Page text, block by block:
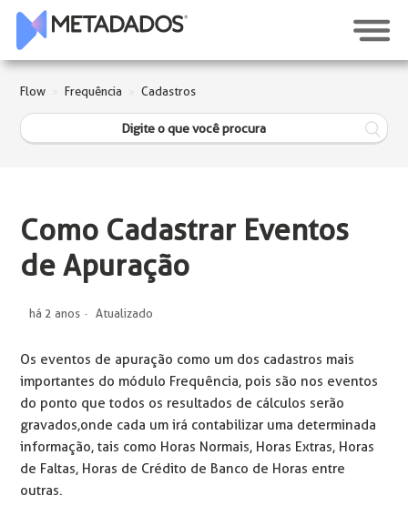
Flow Frequência Cadastros
Como Cadastrar Eventos
de Apuração
há 2 anos Atualizado
Os eventos de apuração como um dos cadastros mais
importantes do módulo Frequência, pois são nos eventos
do ponto que todos os resultados de cálculos serão
gravados, onde cada um irá contabilizar uma determinada
informação, tais como Horas Normais, Horas Extras, Horas
de Faltas, Horas de Crédito de Banco de Horas entre
outras.